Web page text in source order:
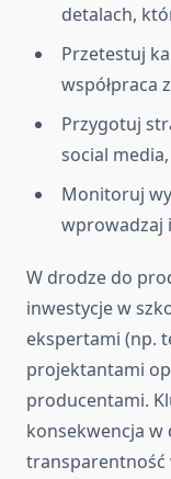
detalach,
Przetestuj
współpraca
Przygotuj
social media,
Monitoruj
wprowadzaj
W drodze do
inwestycje w
ekspertami (np.
projektantami
producentami.
konsekwencja w
transparentność